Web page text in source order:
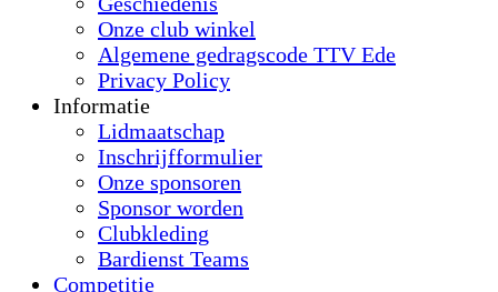
Onze club winkel
Algemene gedragscode TTV Ede
Privacy Policy
Informatie
Lidmaatschap
Inschrijfformulier
Onze sponsoren
Sponsor worden
Clubkleding
Bardienst Teams
Competitie